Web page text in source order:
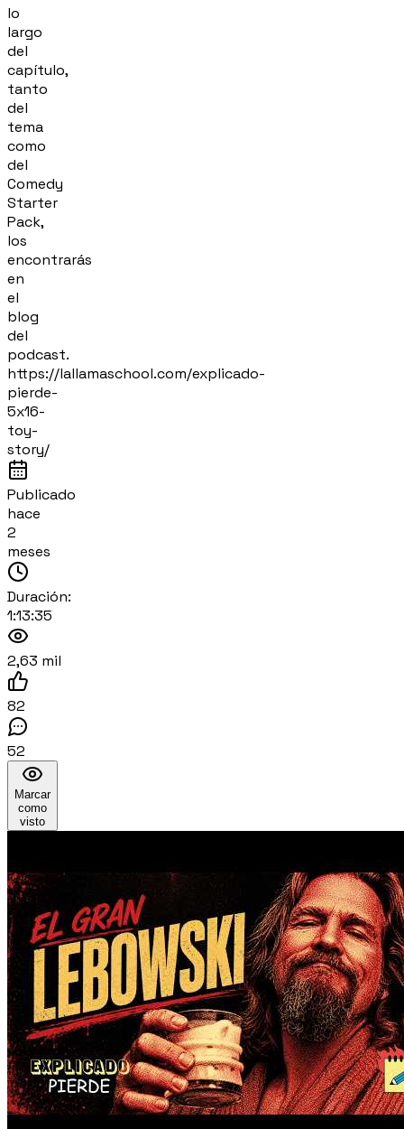
lo
largo
del
capítulo,
tanto
del
tema
como
del
Comedy
Starter
Pack,
los
encontrarás
en
el
blog
del
podcast.
https://lallamaschool.com/explicado-
pierde-
5x16-
toy-
story/
Publicado
hace
2
meses
Duración:
1:13:35
2,63 mil
82
52
Marcar
como
visto